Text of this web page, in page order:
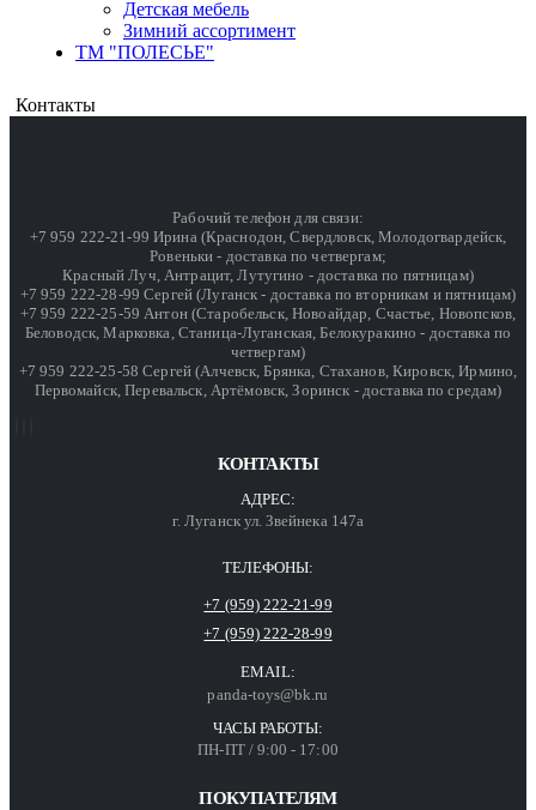
Детская мебель
Зимний ассортимент
ТМ "ПОЛЕСЬЕ"
Контакты
Рабочий телефон для связи:
+7 959 222-21-99 Ирина (Краснодон, Свердловск, Молодогвардейск,
Ровеньки - доставка по четвергам;
Красный Луч, Антрацит, Лутугино - доставка по пятницам)
+7 959 222-28-99 Сергей (Луганск - доставка по вторникам и пятницам)
+7 959 222-25-59 Антон (Старобельск, Новоайдар, Счастье, Новопсков,
Беловодск, Марковка, Станица-Луганская, Белокуракино - доставка по
четвергам)
+7 959 222-25-58 Сергей (Алчевск, Брянка, Стаханов, Кировск, Ирмино,
Первомайск, Перевальск, Артёмовск, Зоринск - доставка по средам)
КОНТАКТЫ
АДРЕС:
г. Луганск ул. Звейнека 147а
ТЕЛЕФОНЫ:
+7 (959) 222-21-99
+7 (959) 222-28-99
EMAIL:
panda-toys@bk.ru
ЧАСЫ РАБОТЫ:
ПН-ПТ / 9:00 - 17:00
ПОКУПАТЕЛЯМ